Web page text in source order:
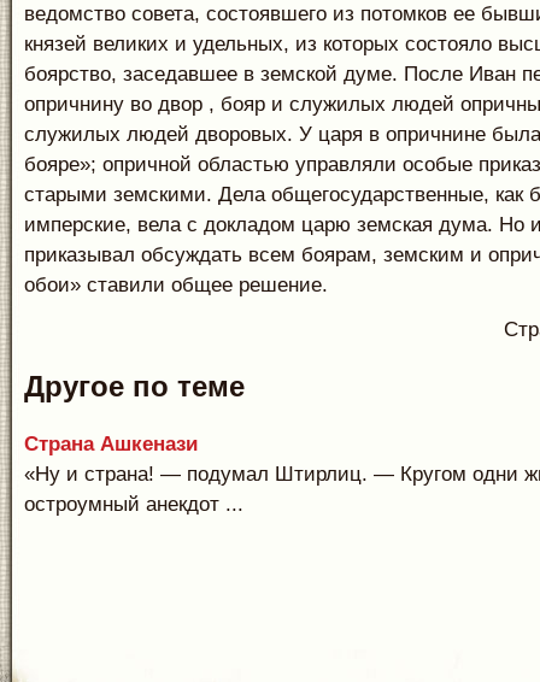
ведомство совета, состоявшего из потомков ее
князей великих и удельных, из которых состояло
боярство, заседавшее в земской думе. После Иван
опричнину во двор , бояр и служилых людей
служилых людей дворовых. У царя в опричнине
бояре»; опричной областью управляли особые
старыми земскими. Дела общегосударственные, как
имперские, вела с докладом царю земская дума. Но
приказывал обсуждать всем боярам, земским и
обои» ставили общее решение.
Другое по теме
Страна Ашкенази
«Ну и страна! — подумал Штирлиц. — Кругом одни
остроумный анекдот ...